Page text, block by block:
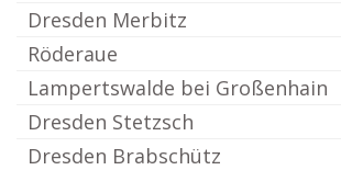
Dresden Merbitz
Röderaue
Lampertswalde bei Großenhain
Dresden Stetzsch
Dresden Brabschütz